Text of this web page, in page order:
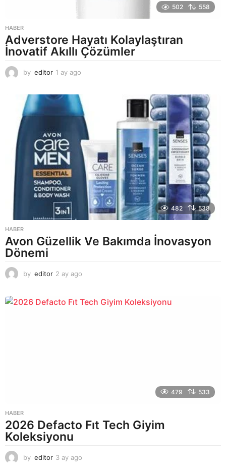
502 558
HABER
Adverstore Hayatı Kolaylaştıran
İnovatif Akıllı Çözümler
by editor 1 ay ago
a
g
o
482 538
HABER
Avon Güzellik Ve Bakımda İnovasyon
Dönemi
by editor 2 ay ago
a
479 533
HABER
2026 Defacto Fıt Tech Giyim
Koleksiyonu
by editor 3 ay ago